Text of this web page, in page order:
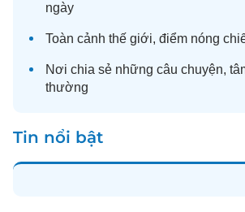
ngày
Toàn cảnh thế giới, điểm nóng
Nơi chia sẻ những câu chuyện,
thường
Tin nổi bật